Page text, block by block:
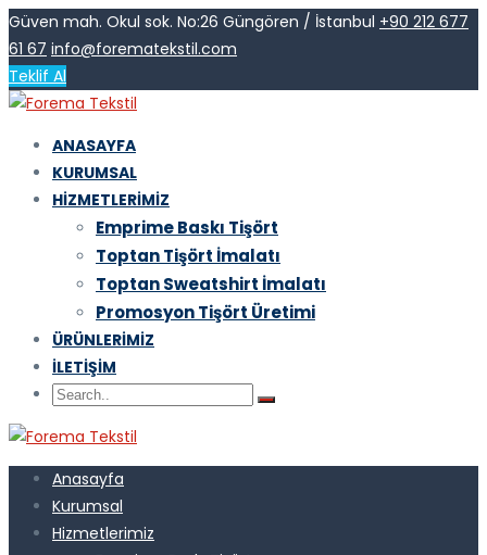
Güven mah. Okul sok. No:26 Güngören / İstanbul +90 212 677
61 67 info@forematekstil.com
Teklif Al
ANASAYFA
KURUMSAL
HIZMETLERIMIZ
Emprime Baskı Tişört
Toptan Tişört İmalatı
Toptan Sweatshirt İmalatı
Promosyon Tişört Üretimi
ÜRÜNLERIMIZ
İLETIŞIM
Anasayfa
Kurumsal
Hizmetlerimiz